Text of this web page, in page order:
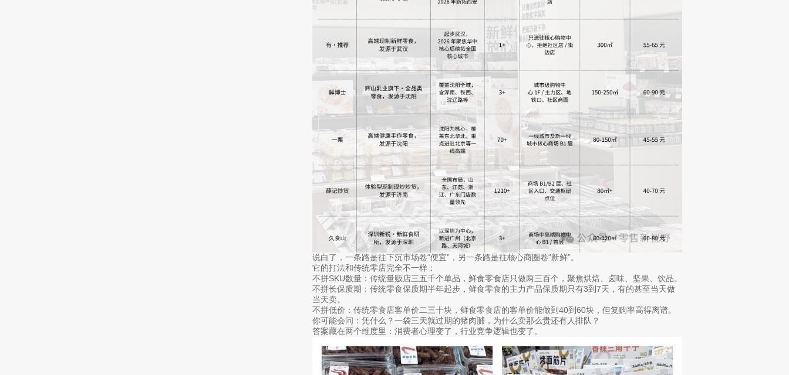
说白了，一条路是往下沉市场卷“便宜”，另一条路是往核心商圈卷“新鲜”。
它的打法和传统零店完全不一样：
不拼SKU数量：传统量贩店三五千个单品，鲜食零食店只做两三百个，聚焦烘焙、卤味、坚果、饮品。
不拼长保质期：传统零食保质期半年起步，鲜食零食的主力产品保质期只有3到7天，有的甚至当天做
当天卖。
不拼低价：传统零食店客单价二三十块，鲜食零食店的客单价能做到40到60块，但复购率高得离谱。
你可能会问：凭什么？一袋三天就过期的猪肉脯，为什么卖那么贵还有人排队？
答案藏在两个维度里：消费者心理变了，行业竞争逻辑也变了。